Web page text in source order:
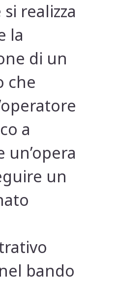
realizza
la
di un
che
a
un’opera
un
bando